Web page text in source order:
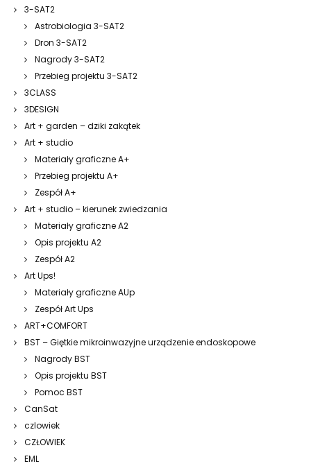
3-SAT2
Astrobiologia 3-SAT2
Dron 3-SAT2
Nagrody 3-SAT2
Przebieg projektu 3-SAT2
3CLASS
3DESIGN
Art + garden – dziki zakątek
Art + studio
Materiały graficzne A+
Przebieg projektu A+
Zespół A+
Art + studio – kierunek zwiedzania
Materiały graficzne A2
Opis projektu A2
Zespół A2
Art Ups!
Materiały graficzne AUp
Zespół Art Ups
ART+COMFORT
BST – Giętkie mikroinwazyjne urządzenie endoskopowe
Nagrody BST
Opis projektu BST
Pomoc BST
CanSat
czlowiek
CZŁOWIEK
EML